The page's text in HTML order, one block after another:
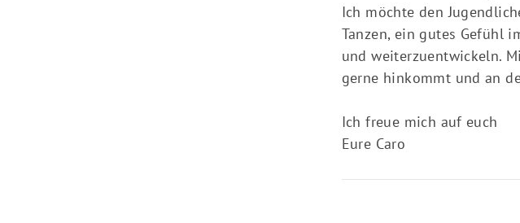
Ich möchte den
Tanzen, ein gutes Gefühl
und weiterzuentwickeln.
gerne hinkommt und an
Ich freue mich auf euch
Eure Caro